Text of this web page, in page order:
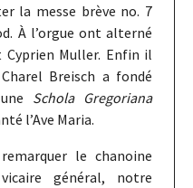
la messe brève no. 7
À l’orgue ont alterné
Cyprien Muller. Enfin il
Breisch a fondé
Schola Gregoriana
l’Ave Maria.
le chanoine
général, notre